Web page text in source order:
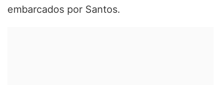
embarcados por Santos.